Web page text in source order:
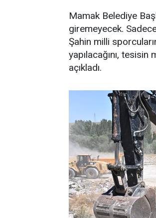
Mamak Belediye
giremeyecek.
Şahin milli
yapılacağını,
açıkladı.